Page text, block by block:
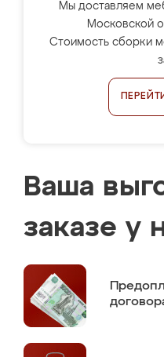
Мы доставляем
Московской
Стоимость сборки
Ваша
заказе у